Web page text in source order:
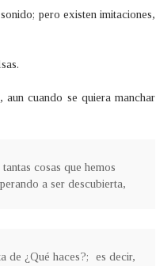
pero existen imitaciones,
cuando se quiera manchar
cosas que hemos
a ser descubierta,
de ¿Qué haces?; es decir,